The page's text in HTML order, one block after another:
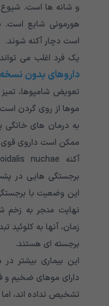
و شانه ها است. شیوع
هورمونی شایع است.
است دچار آکنه شوند.
یک فرد اغلب می
داروهای بدون نسخه
تعویض شامپوها،
موها از روی گردن
به درمان های
ممکن است داروی قوی
برجستگی هایی در
این وضعیت با
نهایت منجر به
زمان، آنها به
برجسته ای هستند.
این بیماری بیشتر
دارای موهای ضخیم و
تشخیص نداده اند،